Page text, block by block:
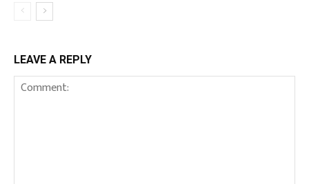
LEAVE A REPLY